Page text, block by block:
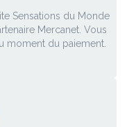
Sensations du Monde
Mercanet. Vous
moment du paiement.